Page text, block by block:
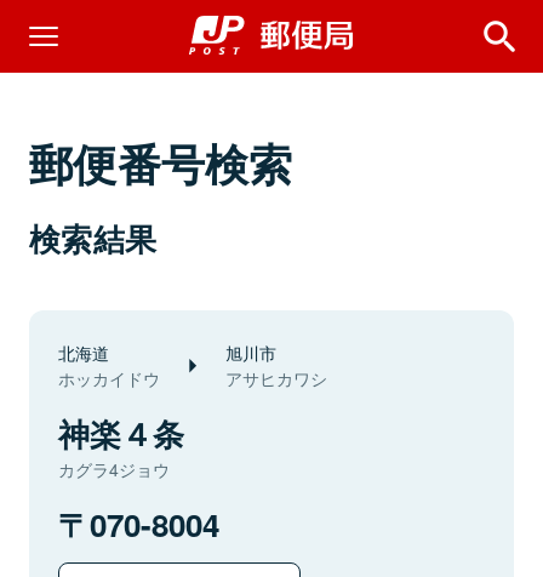
郵便番号検索
検索結果
北海道
ホッカイドウ
旭川市
アサヒカワシ
神楽４条
カグラ4ジョウ
070-8004